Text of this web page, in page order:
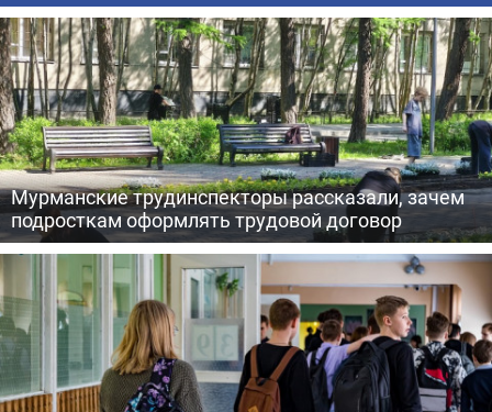
Мурманские трудинспекторы рассказали, зачем
подросткам оформлять трудовой договор